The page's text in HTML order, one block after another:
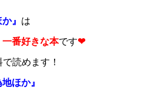
』 は
一番好きな本です❤
読めます！
ほか』